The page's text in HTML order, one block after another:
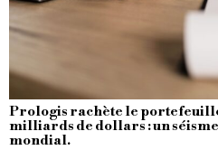
Prologis rachète le
milliards de dollars : un
mondial.